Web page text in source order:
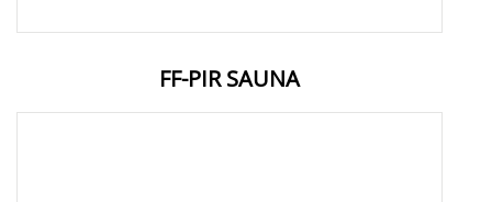
FF-PIR SAUNA